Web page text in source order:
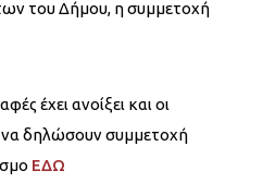
του Δήμου, η συμμετοχή
έχει ανοίξει και οι
να δηλώσουν συμμετοχή
ΕΔΩ